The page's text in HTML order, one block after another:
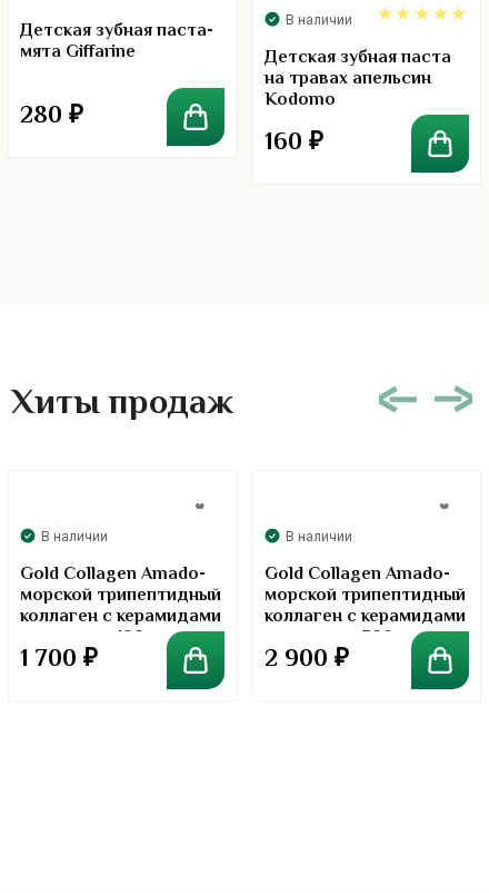
Детская зубная паста-
мята Giffarine
280 ₽
В наличии
5.00
Детская зубная паста
на травах апельсин
Kodomo
160 ₽
Хиты продаж
В наличии
Gold Collagen Amado-
морской трипептидный
коллаген с керамидами
в порошке. 100 грамм
1 700 ₽
В наличии
Gold Collagen Amado-
морской трипептидный
коллаген с керамидами
в порошке. 300 грамм
2 900 ₽